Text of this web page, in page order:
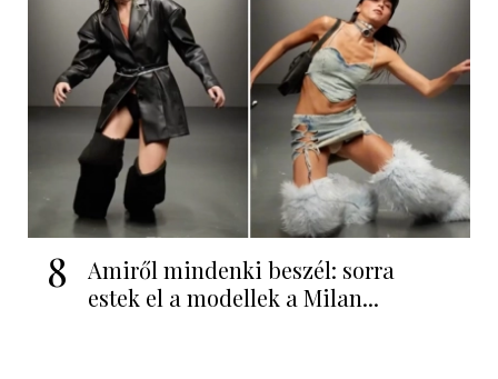
8
Amiről mindenki beszél: sorra
estek el a modellek a Milan...